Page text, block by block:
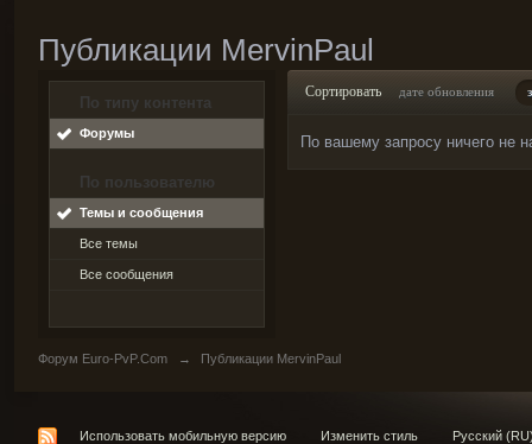
Публикации MervinPaul
По типу контента
Форумы
По пользователю
Темы и сообщения
Все темы
Все сообщения
Сортировать дате обновления
По вашему запросу ничего не
Форум Euro-PvP.Com → Публикации MervinPaul
Использовать мобильную версию Изменить стиль Русский